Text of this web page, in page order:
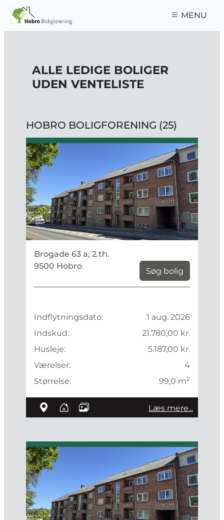
Gå til hovedindhold
MENU
ALLE LEDIGE BOLIGER
UDEN VENTELISTE
HOBRO BOLIGFORENING (25)
Brogade 63 a, 2.th.
9500 Hobro
Søg bolig
Indflytningsdato:
1 aug. 2026
Indskud:
21.780,00 kr.
Husleje:
5.187,00 kr.
Værelser:
4
Størrelse:
99,0 m2
Læs mere...